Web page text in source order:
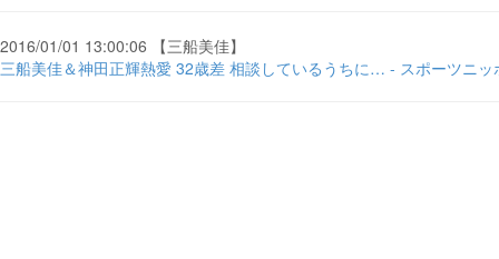
2016/01/01 13:00:06 【三船美佳】
三船美佳＆神田正輝熱愛 32歳差 相談しているうちに… - スポーツニッ